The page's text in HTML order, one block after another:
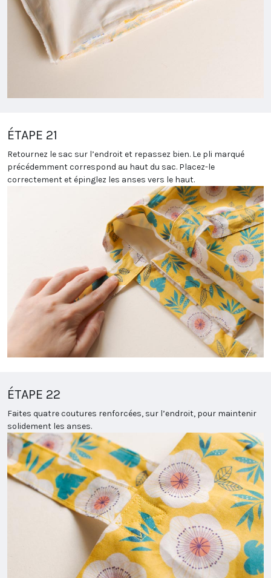
ÉTAPE 21
Retournez le sac sur l’endroit et repassez bien. Le pli marqué
précédemment correspond au haut du sac. Placez-le
correctement et épinglez les anses vers le haut.
ÉTAPE 22
Faites quatre coutures renforcées, sur l’endroit, pour maintenir
solidement les anses.